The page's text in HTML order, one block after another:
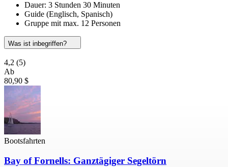
Dauer: 3 Stunden 30 Minuten
Guide (Englisch, Spanisch)
Gruppe mit max. 12 Personen
Was ist inbegriffen?
4,2 (5)
Ab
80,90 $
Bootsfahrten
Bay of Fornells: Ganztägiger Segeltörn